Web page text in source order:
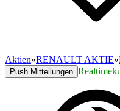
Aktien»RENAULT AKTIE»
Push Mitteilungen